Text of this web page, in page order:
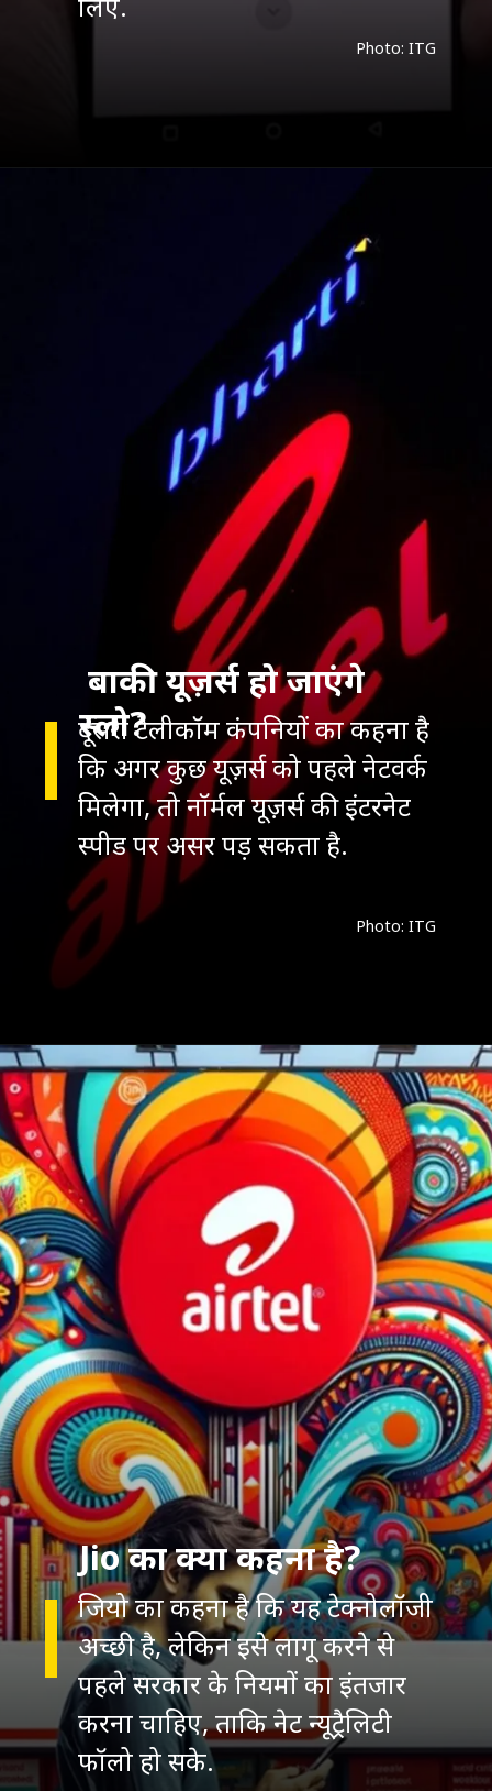
Photo: ITG
बाकी यूज़र्स हो जाएंगे
स्लो?
दूसरी टेलीकॉम कंपनियों का कहना है
कि अगर कुछ यूज़र्स को पहले नेटवर्क
मिलेगा, तो नॉर्मल यूज़र्स की इंटरनेट
स्पीड पर असर पड़ सकता है.
Photo: ITG
Jio का क्या कहना है?
जियो का कहना है कि यह टेक्नोलॉजी
अच्छी है, लेकिन इसे लागू करने से
पहले सरकार के नियमों का इंतजार
करना चाहिए, ताकि नेट न्यूट्रैलिटी
फॉलो हो सके.